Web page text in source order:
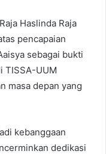
Haslinda Raja
pencapaian
sebagai bukti
TISSA-UUM
masa depan yang
kebanggaan
dedikasi